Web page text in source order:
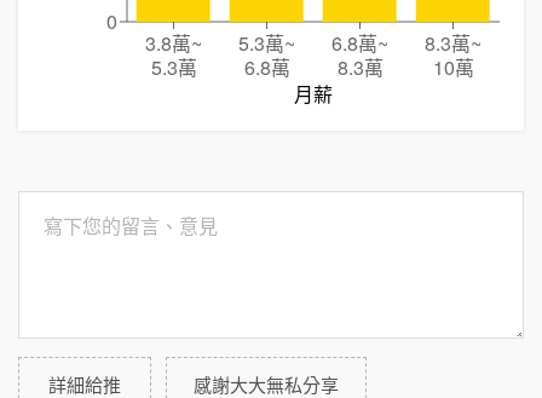
3.8萬~
5.3萬
5.3萬~
6.8萬
6.8萬~
8.3萬
8.3萬~
10萬
月薪
0
詳細給推 感謝大大無私分享